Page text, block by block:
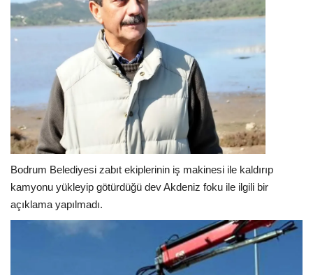
Bodrum Belediyesi zabıt ekiplerinin iş makinesi ile kaldırıp
kamyonu yükleyip götürdüğü dev Akdeniz foku ile ilgili bir
açıklama yapılmadı.